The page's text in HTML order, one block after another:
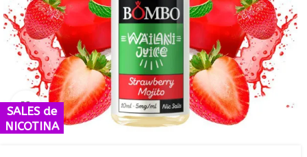
Haga Click para agrandar
SALES de
NICOTINA